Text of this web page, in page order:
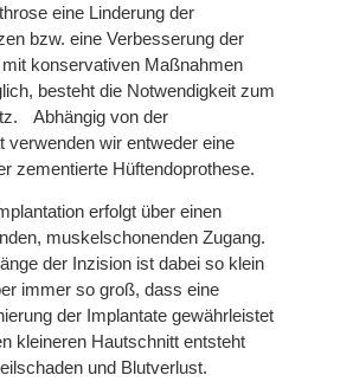
eine Linderung der
bzw. eine Verbesserung der
konservativen Maßnahmen
besteht die Notwendigkeit zum
Abhängig von der
verwenden wir entweder eine
zementierte Hüftendoprothese.
erfolgt über einen
muskelschonenden Zugang.
der Inzision ist dabei so klein
immer so groß, dass eine
der Implantate gewährleistet
kleineren Hautschnitt entsteht
und Blutverlust.